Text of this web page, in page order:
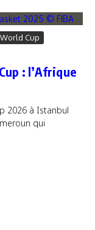
World Cup
: l’Afrique
2026 à Istanbul
qui